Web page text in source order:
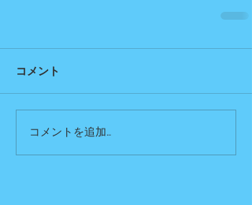
コメント
コメントを追加…